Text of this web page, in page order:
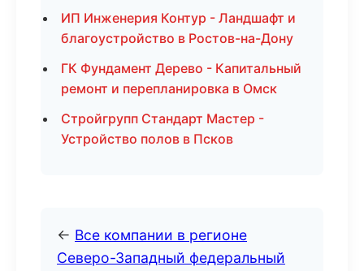
ИП Инженерия Контур - Ландшафт и
благоустройство в Ростов-на-Дону
ГК Фундамент Дерево - Капитальный
ремонт и перепланировка в Омск
Стройгрупп Стандарт Мастер -
Устройство полов в Псков
← Все компании в регионе
Северо-Западный федеральный